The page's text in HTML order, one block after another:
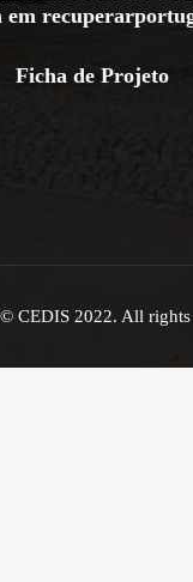
em
Ficha de Projeto
CEDIS 2022. All rights